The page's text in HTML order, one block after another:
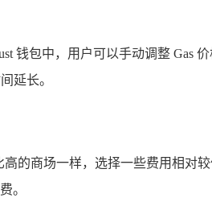
钱包中，用户可以手动调整 Gas
延长。
的商场一样，选择一些费用相对
。